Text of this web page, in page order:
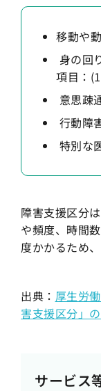
移動や
身の回
項目：
意思疎
行動障
特別な
障害支援区分
や頻度、時間
度かかるため
出典： 厚生労
害支援区分」の
サービス